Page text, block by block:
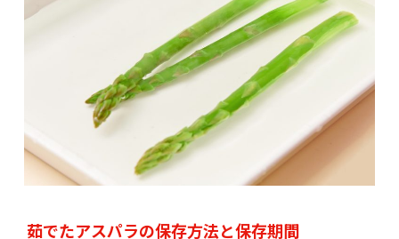
茹でたアスパラの保存方法と保存期間